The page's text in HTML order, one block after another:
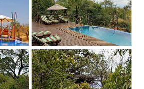
Show larger version